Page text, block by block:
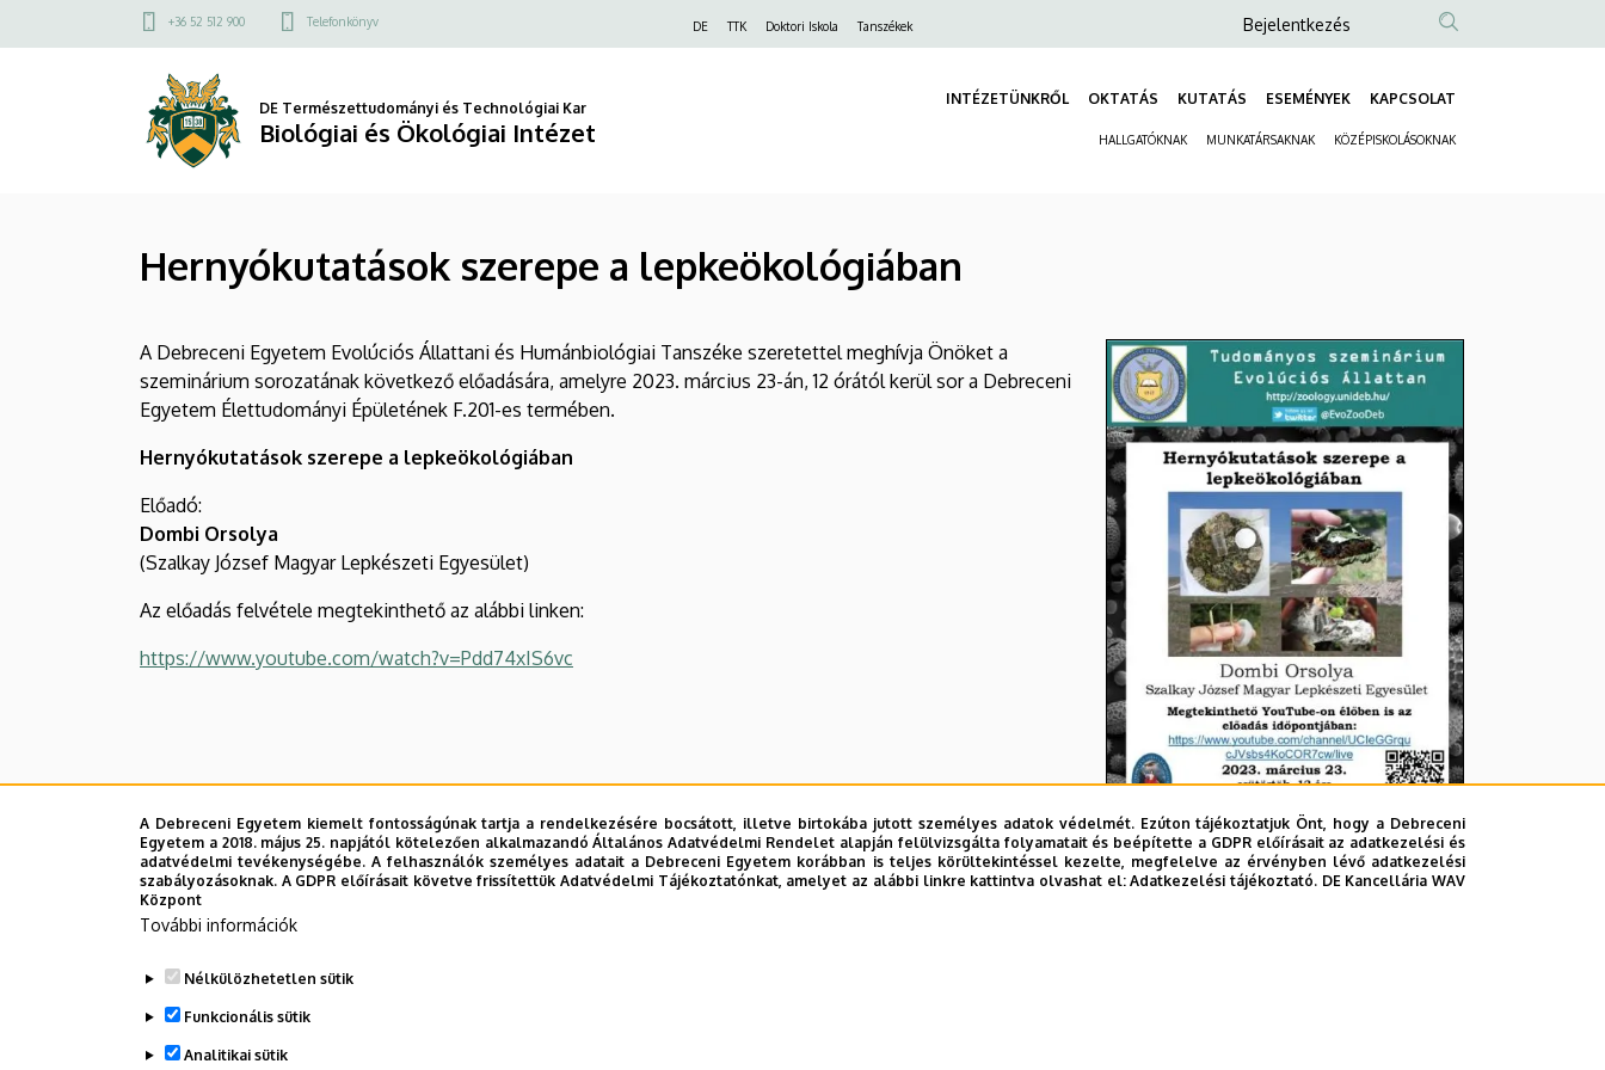
Hernyókutatások
lepkeökológiában
Biológiai
Ökológiai
a
Felső
menü
+36 52 512 900 Telefonkönyv DE TTK Doktori Iskola Tanszékek
Anonim
fiók
menüje
Bejelentkezés
DE Természettudományi és Technológiai Kar
Biológiai és Ökológiai Intézet
INTÉZETÜNKRŐL OKTATÁS KUTATÁS ESEMÉNYEK KAPCSOLAT
HALLGATÓKNAK MUNKATÁRSAKNAK KÖZÉPISKOLÁSOKNAK
Hernyókutatások szerepe a lepkeökológiában
A Debreceni Egyetem Evolúciós Állattani és Humánbiológiai Tanszéke szeretettel meghívja Önöket a
szeminárium sorozatának következő előadására, amelyre 2023. március 23-án, 12 órától kerül sor a Debreceni
Egyetem Élettudományi Épületének F.201-es termében.
Hernyókutatások szerepe a lepkeökológiában
Előadó:
Dombi Orsolya
(Szalkay József Magyar Lepkészeti Egyesület)
Az előadás felvétele megtekinthető az alábbi linken:
https://www.youtube.com/watch?v=Pdd74xIS6vc
Legutóbbi frissítés: 2023. 06. 21. 11:10
A Debreceni Egyetem kiemelt fontosságúnak tartja a rendelkezésére bocsátott, illetve birtokába jutott személyes adatok védelmét. Ezúton tájékoztatjuk Önt, hogy a Debreceni
Egyetem a 2018. május 25. napjától kötelezően alkalmazandó Általános Adatvédelmi Rendelet alapján felülvizsgálta folyamatait és beépítette a GDPR előírásait az adatkezelési és
adatvédelmi tevékenységébe. A felhasználók személyes adatait a Debreceni Egyetem korábban is teljes körültekintéssel kezelte, megfelelve az érvényben lévő adatkezelési
szabályozásoknak. A GDPR előírásait követve frissítettük Adatvédelmi Tájékoztatónkat, amelyet az alábbi linkre kattintva olvashat el:Adatkezelési tájékoztató. DE Kancellária WAV
Központ
További információk
Nélkülözhetetlen sütik
Funkcionális sütik
Analitikai sütik